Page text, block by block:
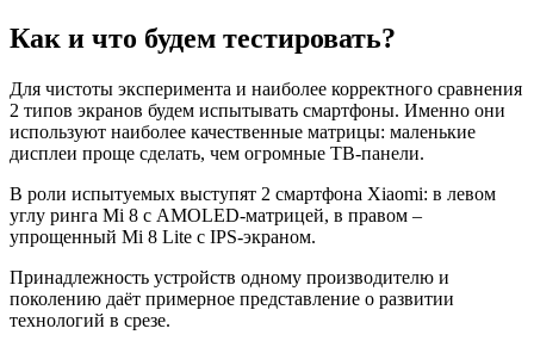
Как и что будем тестировать?
Для чистоты эксперимента и наиболее корректного сравнения
2 типов экранов будем испытывать смартфоны. Именно они
используют наиболее качественные матрицы: маленькие
дисплеи проще сделать, чем огромные ТВ-панели.
В роли испытуемых выступят 2 смартфона Xiaomi: в левом
углу ринга Mi 8 с AMOLED-матрицей, в правом –
упрощенный Mi 8 Lite с IPS-экраном.
Принадлежность устройств одному производителю и
поколению даёт примерное представление о развитии
технологий в срезе.